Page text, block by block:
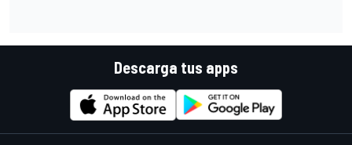
Descarga tus apps